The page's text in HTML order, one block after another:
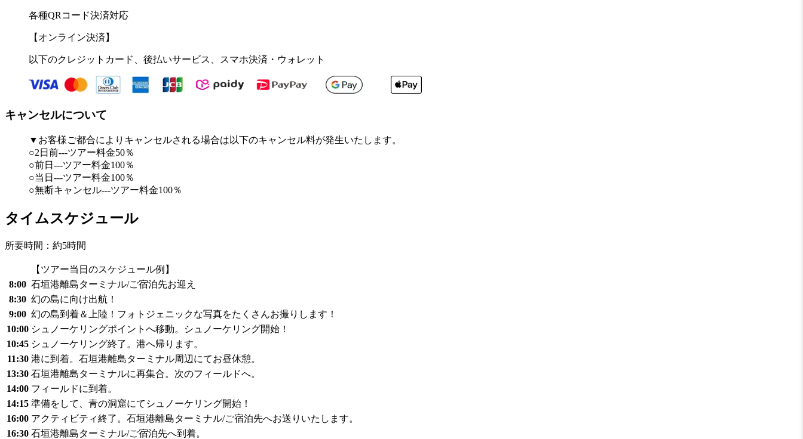
各種QRコード決済対応
【オンライン決済】
以下のクレジットカード、後払いサービス、スマホ決済・ウォレット
キャンセルについて
▼お客様ご都合によりキャンセルされる場合は以下のキャンセル料が発生いたします。
○2日前---ツアー料金50％
○前日---ツアー料金100％
○当日---ツアー料金100％
○無断キャンセル---ツアー料金100％
タイムスケジュール
所要時間：約5時間
【ツアー当日のスケジュール例】
8:00 石垣港離島ターミナル/ご宿泊先お迎え
8:30 幻の島に向け出航！
9:00 幻の島到着＆上陸！フォトジェニックな写真をたくさんお撮りします！
10:00 シュノーケリングポイントへ移動。シュノーケリング開始！
10:45 シュノーケリング終了。港へ帰ります。
11:30 港に到着。石垣港離島ターミナル周辺にてお昼休憩。
13:30 石垣港離島ターミナルに再集合。次のフィールドへ。
14:00 フィールドに到着。
14:15 準備をして、青の洞窟にてシュノーケリング開始！
16:00 アクティビティ終了。石垣港離島ターミナル/ご宿泊先へお送りいたします。
16:30 石垣港離島ターミナル/ご宿泊先へ到着。